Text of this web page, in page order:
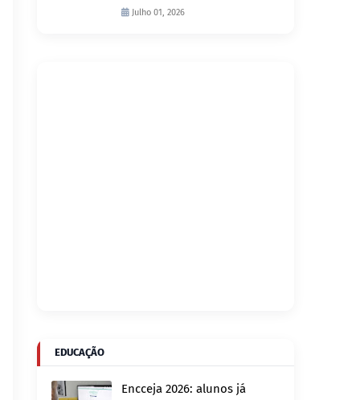
produção feminina no
Julho 01, 2026
EDUCAÇÃO
Encceja 2026: alunos já